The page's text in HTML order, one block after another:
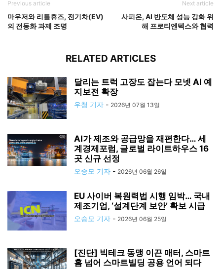
Previous article
마우저와 리틀휴즈, 전기차(EV)
의 전동화 과제 조명
Next article
사피온, AI 반도체 성능 강화 위
해 프로티엔텍스와 협력
RELATED ARTICLES
달리는 트럭 고장도 잡는다 모넷 AI 예
지보전 확장
우청 기자 - 2026년 07월 13일
AI가 제조와 공급망을 재편한다… 세
계경제포럼, 글로벌 라이트하우스 16
곳 신규 선정
오승모 기자 - 2026년 06월 26일
EU 사이버 복원력법 시행 임박… 국내
제조기업, ‘설계단계 보안’ 확보 시급
오승모 기자 - 2026년 06월 25일
[진단] 빅테크 동맹 이끈 매터, 스마트
홈 넘어 스마트빌딩 공용 언어 되다